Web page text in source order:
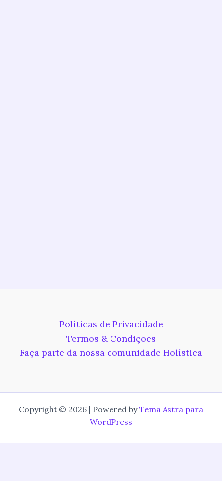
Políticas de Privacidade
Termos & Condições
Faça parte da nossa comunidade Holística
Copyright © 2026 | Powered byTema Astra para
WordPress